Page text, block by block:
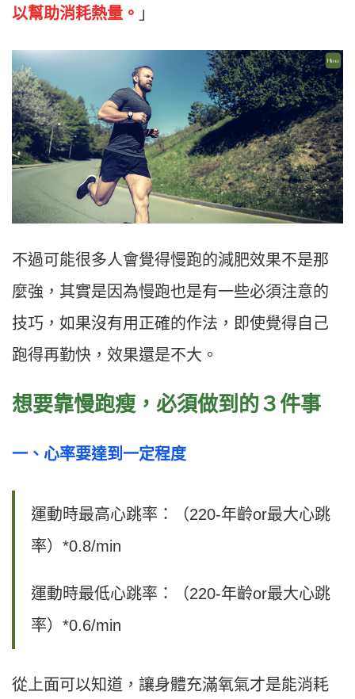
以幫助消耗熱量。 」
不過可能很多人會覺得慢跑的減肥效果不是那
麼強，其實是因為慢跑也是有一些必須注意的
技巧，如果沒有用正確的作法，即使覺得自己
跑得再勤快，效果還是不大。
想要靠慢跑瘦，必須做到的３件事
一、心率要達到一定程度
運動時最高心跳率：（220-年齡or最大心跳
率）*0.8/min
運動時最低心跳率：（220-年齡or最大心跳
率）*0.6/min
從上面可以知道，讓身體充滿氧氣才是能消耗